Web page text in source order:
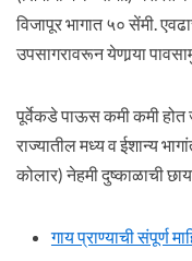
विजापूर भागात ५० सेंमी.
उपसागरावरून येणार्‍या
पूर्वेकडे पाऊस कमी कमी होत
राज्यातील मध्य व ईशान्य
कोलार) नेहमी दुष्काळाची
गाय प्राण्याची संपूर्ण